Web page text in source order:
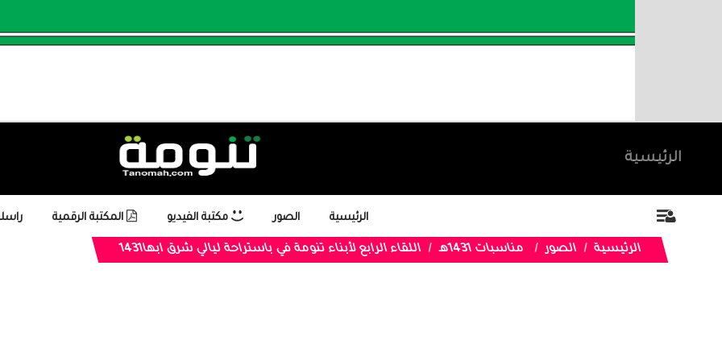
الرئيسية
الرئيسية الصور مكتبة الفيديو المكتبة الرقمية
الرئيسية الصور مناسبات 1431هـ اللقاء الرابع لأبناء تنومة في باستراحة ليالي شرق ابها1431